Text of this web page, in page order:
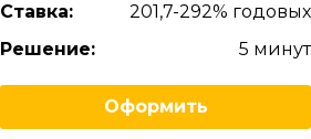
Ставка:
201,7-292% годовых
Решение:
5 минут
Оформить